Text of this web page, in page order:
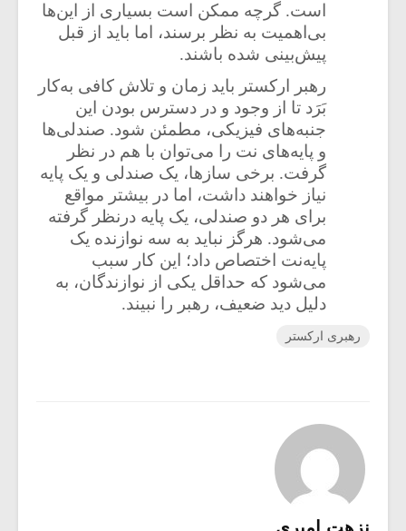
است. گرچه ممکن است بسیاری از این‌ها
بی‌اهمیت به نظر برسند، اما باید از قبل
پیش‌بینی شده باشند.
رهبر ارکستر باید زمان و تلاش کافی به‌کار
بَرَد تا از وجود و در دسترس بودن این
جنبه‌های فیزیکی، مطمئن شود. صندلی‌ها
و پایه‌های نت را می‌توان با هم در نظر
گرفت. برخی سازها، یک صندلی و یک پایه
نیاز خواهند داشت، اما در بیشتر مواقع
برای هر دو صندلی، یک پایه درنظر گرفته
می‌شود. هرگز نباید به سه نوازنده یک
پایه‌نت اختصاص داد؛ این کار سبب
می‌شود که حداقل یکی از نوازندگان، به
دلیل دید ضعیف، رهبر را نبیند.
رهبری ارکستر